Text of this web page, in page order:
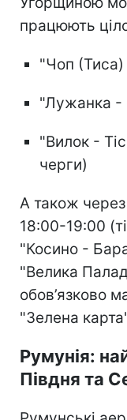
працюють
"Чоп
"Лужанка -
"Вилок -
черги)
А також через
18:00-19:00
"Косино -
"Велика
обов’язково
"Зелена
Румунія:
Півдня та